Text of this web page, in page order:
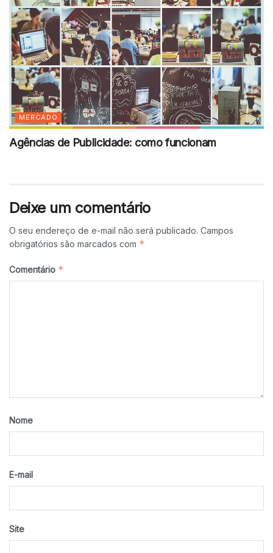
MERCADO
Agências de Publicidade: como funcionam
Deixe um comentário
O seu endereço de e-mail não será publicado. Campos
obrigatórios são marcados com *
Comentário *
Nome
E-mail
Site